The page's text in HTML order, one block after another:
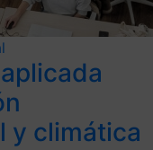
y climática